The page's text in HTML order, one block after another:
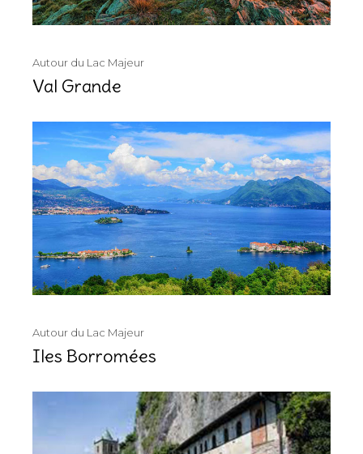
Autour du Lac Majeur
Val Grande
Autour du Lac Majeur
Iles Borromées